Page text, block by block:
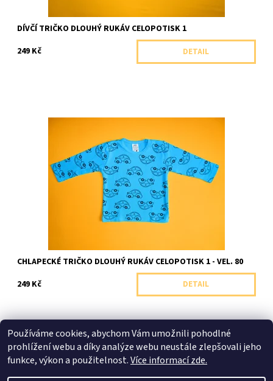
DÍVČÍ TRIČKO DLOUHÝ RUKÁV CELOPOTISK 1
249 Kč
DETAIL
Chlapecké tričko s dlouhým rukávem ze 100% bavlny zdobené
kvalitním celopotiskem.
Dostupnost:
Skladem 1 ks
Arex, ČR
CHLAPECKÉ TRIČKO DLOUHÝ RUKÁV CELOPOTISK 1 - VEL. 80
249 Kč
DETAIL
Shoptet.cz | facebook Bílé Slůně | Instagram Bílé Slůně
Používáme cookies, abychom Vám umožnili pohodlné
prohlížení webu a díky analýze webu neustále zlepšovali jeho
funkce, výkon a použitelnost.Více informací zde.